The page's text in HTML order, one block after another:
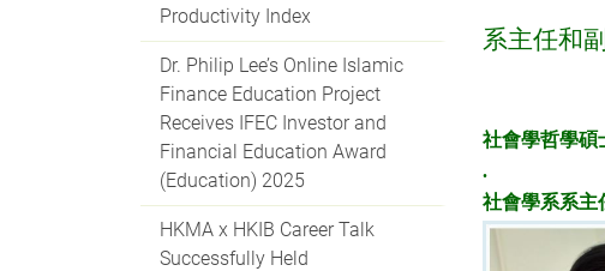
Productivity Index
Dr. Philip Lee’s Online Islamic
Finance Education Project
Receives IFEC Investor and
Financial Education Award
(Education) 2025
HKMA x HKIB Career Talk
Successfully Held
系主任和
社會學哲學碩
.
社會學系系主